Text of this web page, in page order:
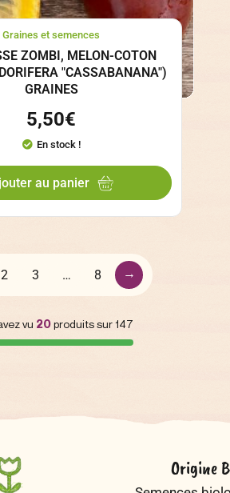
Graines et semences
ZOMBI, MELON-COTON
"CASSABANANA")
GRAINES
5,50€
En stock !
au panier
2 3 … 8 →
vu 20produits sur 147
Origine